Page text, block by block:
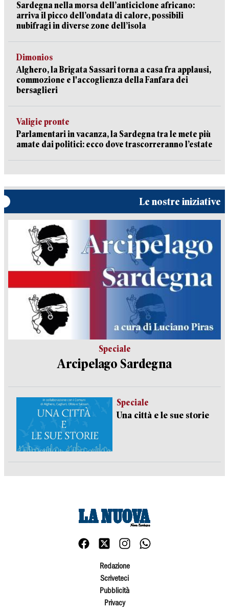
Sardegna nella morsa dell’anticiclone africano:
arriva il picco dell’ondata di calore, possibili
nubifragi in diverse zone dell’isola
Dimonios
Alghero, la Brigata Sassari torna a casa fra applausi,
commozione e l'accoglienza della Fanfara dei
bersaglieri
Valigie pronte
Parlamentari in vacanza, la Sardegna tra le mete più
amate dai politici: ecco dove trascorreranno l’estate
Le nostre iniziative
Speciale
Arcipelago Sardegna
Speciale
Una città e le sue storie
Redazione
Scriveteci
Pubblicità
Privacy